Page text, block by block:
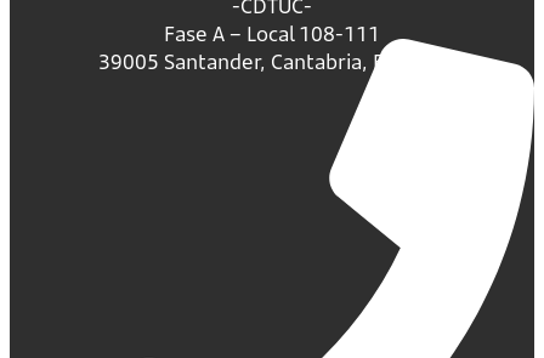
-CDTUC-
Fase A – Local 108-111
39005 Santander, Cantabria, España.